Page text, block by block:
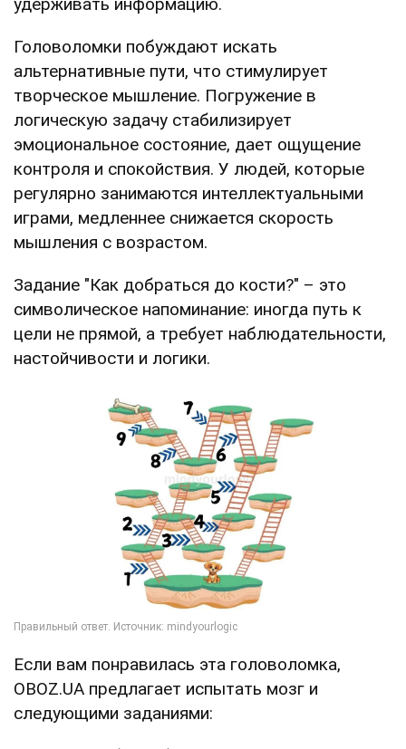
Головоломки побуждают искать
альтернативные пути, что стимулирует
творческое мышление. Погружение в
логическую задачу стабилизирует
эмоциональное состояние, дает ощущение
контроля и спокойствия. У людей, которые
регулярно занимаются интеллектуальными
играми, медленнее снижается скорость
мышления с возрастом.
Задание "Как добраться до кости?" – это
символическое напоминание: иногда путь к
цели не прямой, а требует наблюдательности,
настойчивости и логики.
Если вам понравилась эта головоломка,
OBOZ.UA предлагает испытать мозг и
следующими заданиями: